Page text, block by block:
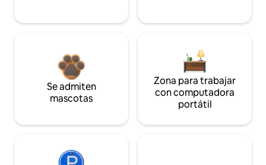
Se admiten
mascotas
Zona para trabajar
con computadora
portátil